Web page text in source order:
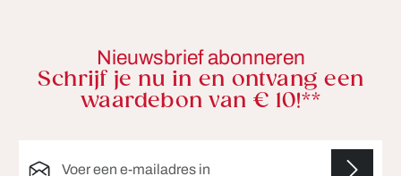
Nieuwsbrief abonneren
Schrijf je nu in en ontvang een
waardebon van € 10!**